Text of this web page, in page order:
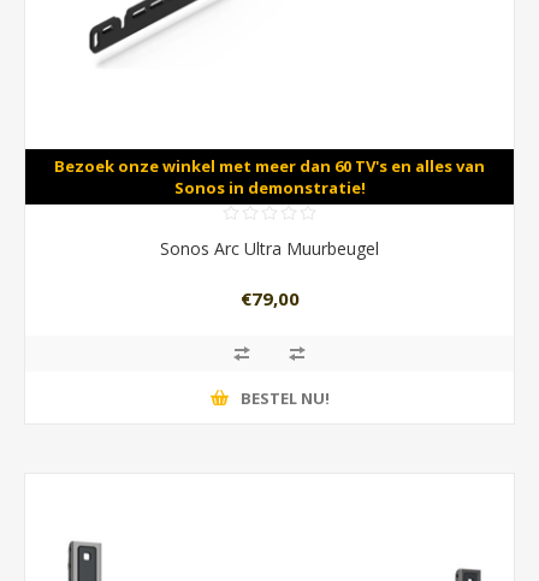
Bezoek onze winkel met meer dan 60 TV's en alles van
Sonos in demonstratie!
Sonos Arc Ultra Muurbeugel
€79,00
BESTEL NU!